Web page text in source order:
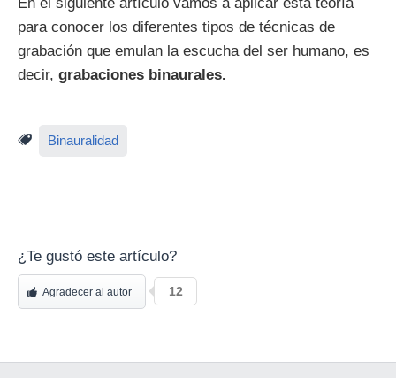
para conocer los diferentes tipos de técnicas de
grabación que emulan la escucha del ser humano, es
decir, grabaciones binaurales.
Binauralidad
¿Te gustó este artículo?
Agradecer al autor 12